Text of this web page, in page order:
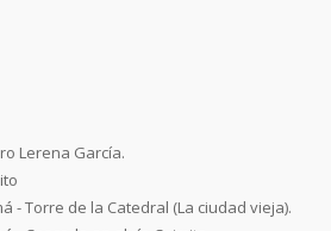
Lerena García.
- Torre de la Catedral (La ciudad vieja).